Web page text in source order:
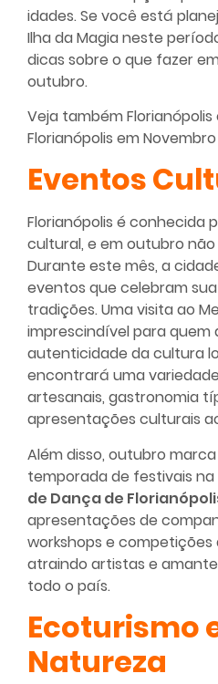
idades. Se você está
Ilha da Magia neste
dicas sobre o que fazer
outubro.
Veja também
Florianópolis em Novembro
Eventos
Florianópolis é conhecida
cultural, e em outubro
Durante este mês, a
eventos que celebram
tradições. Uma visita ao
imprescindível para quem
autenticidade da cultura
encontrará uma
artesanais, gastronomia
apresentações culturais
Além disso, outubro
temporada de festivais na
de Dança de
apresentações de
workshops e competições
atraindo artistas e
todo o país.
Ecoturismo
Natureza